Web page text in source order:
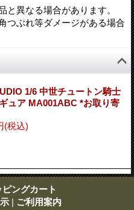
異なる場合があります。
つぶれ等ダメージがある場合
1/6 中世チュートン騎士
ュア MA001ABC *お取り寄
(税込)
ピングカート
| ご利用案内